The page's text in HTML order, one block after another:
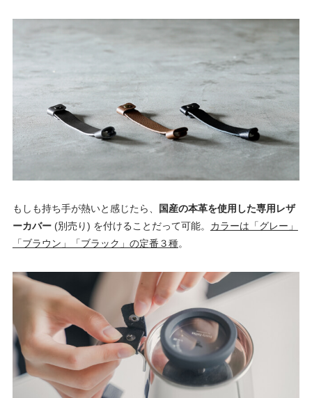
もしも持ち手が熱いと感じたら、
国産の本革を使用した専用レザ
ーカバー(別売り) を付けることだって可能。 カラーは「グレー」
「ブラウン」「ブラック」の定番３種。